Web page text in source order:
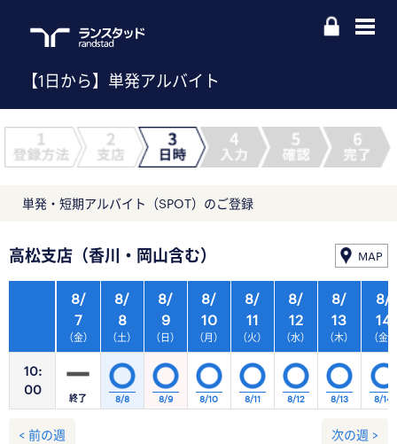
【1日から】単発アルバイト
単発・短期アルバイト（SPOT）のご登録
高松支店（香川・岡山含む） MAP
10:
00
8/
7
（金）
8/
8
（土）
8/
9
（日）
8/
10
（月）
8/
11
（火）
8/
12
（水）
8/
13
（木）
終了 8/8 8/9 8/10 8/11 8/12 8/13
8/
14
（金）
8/14
< 前の週 次の週 >